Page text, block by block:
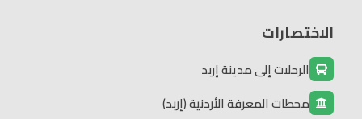
الاختصارات
الرحلات إلى مدينة إربد
محطات المعرفة الأردنية (إربد)